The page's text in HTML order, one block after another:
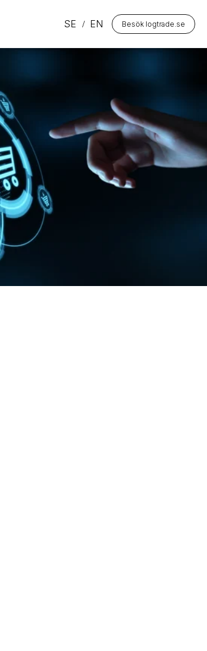
SE EN Besök logtrade.se